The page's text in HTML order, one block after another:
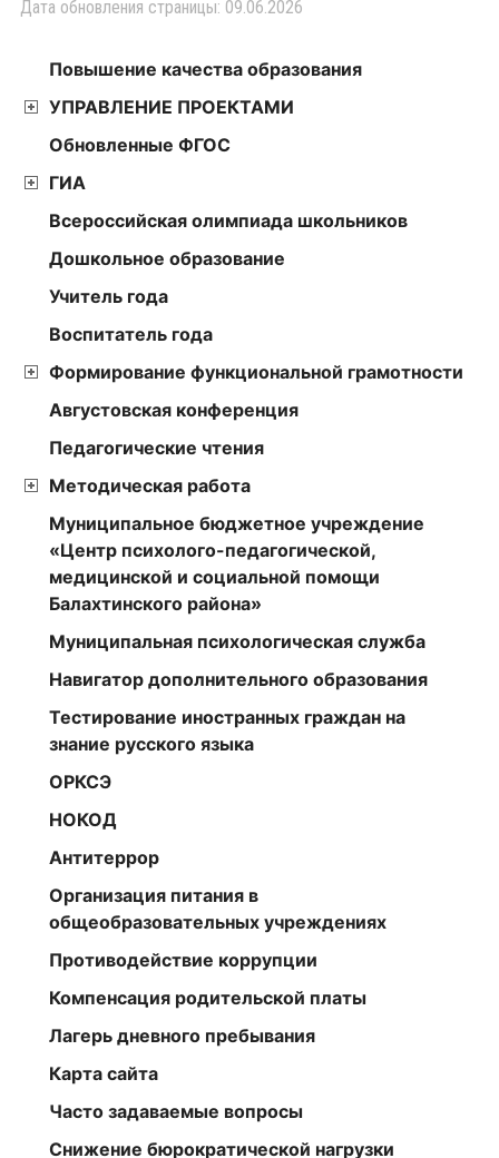
Дата обновления страницы: 09.06.2026
Повышение качества образования
УПРАВЛЕНИЕ ПРОЕКТАМИ
Обновленные ФГОС
ГИА
Всероссийская олимпиада школьников
Дошкольное образование
Учитель года
Воспитатель года
Формирование функциональной грамотности
Августовская конференция
Педагогические чтения
Методическая работа
Муниципальное бюджетное учреждение
«Центр психолого-педагогической,
медицинской и социальной помощи
Балахтинского района»
Муниципальная психологическая служба
Навигатор дополнительного образования
Тестирование иностранных граждан на
знание русского языка
ОРКСЭ
НОКОД
Антитеррор
Организация питания в
общеобразовательных учреждениях
Противодействие коррупции
Компенсация родительской платы
Лагерь дневного пребывания
Карта сайта
Часто задаваемые вопросы
Снижение бюрократической нагрузки